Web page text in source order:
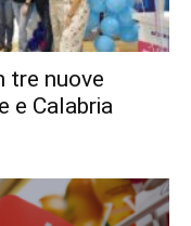
tre nuove
e Calabria